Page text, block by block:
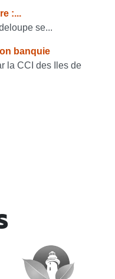
:...
se...
banquie
la CCI des Iles de